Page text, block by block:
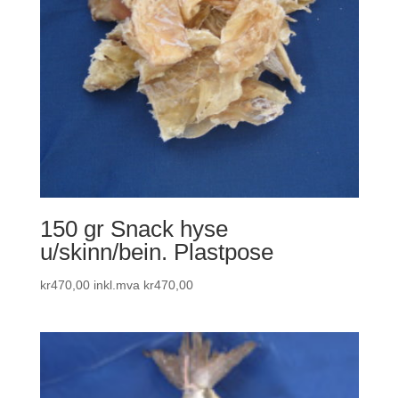
150 gr Snack hyse
u/skinn/bein. Plastpose
kr470,00 inkl.mva kr470,00